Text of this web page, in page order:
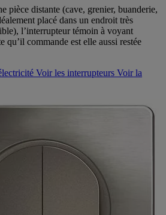
pièce distante (cave, grenier, buanderie,
placé dans un endroit très
l’interrupteur témoin à voyant
qu’il commande est elle aussi restée
Voir les interrupteurs Voir la